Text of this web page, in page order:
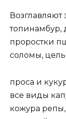
Возглавляют
топинамбур,
проростки
соломы,
проса и
все виды
кожура